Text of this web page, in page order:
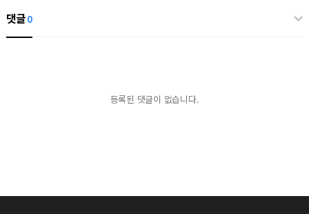
댓글0
등록된 댓글이 없습니다.